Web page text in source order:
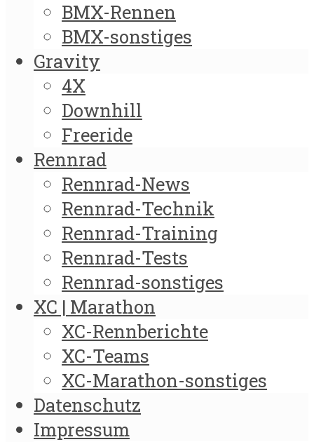
BMX-Rennen
BMX-sonstiges
Gravity
4X
Downhill
Freeride
Rennrad
Rennrad-News
Rennrad-Technik
Rennrad-Training
Rennrad-Tests
Rennrad-sonstiges
XC | Marathon
XC-Rennberichte
XC-Teams
XC-Marathon-sonstiges
Datenschutz
Impressum